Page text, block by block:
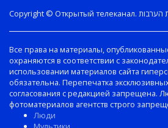
Все права на материалы,
охраняются в соответствии с
использовании материалов сайта
обязательна. Перепечатка
согласования с редакцией запрещена.
фотоматериалов агентств строго
Люди